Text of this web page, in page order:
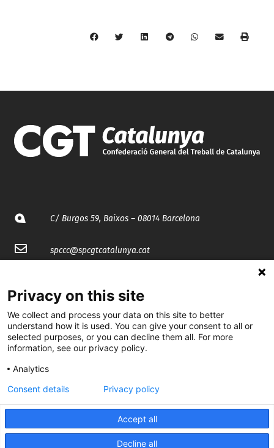
C/ Burgos 59, Baixos – 08014 Barcelona
spccc@spcgtcatalunya.cat
@CGTCatalunya
cgtcatalunya
cgtcatalunya
Desenvolupat per
Privacy on this site
We collect and process your data on this site to better
understand how it is used. You can give your consent to all or
selected purposes, or you can decline them all. For more
information, see our privacy policy.
Analytics
Accept all
Decline all
Consent details Privacy policy